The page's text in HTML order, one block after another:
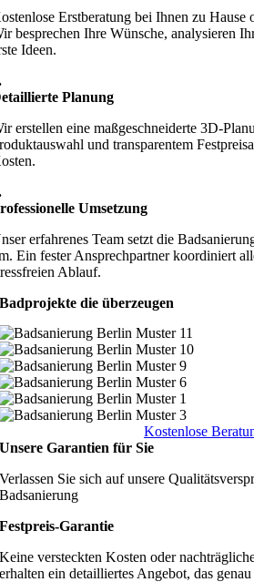
Erstberatung bei Ihnen zu Hause
besprechen Ihre Wünsche, analysieren
Ideen.
Planung
erstellen eine maßgeschneiderte 3D-
und transparentem
Umsetzung
erfahrenes Team setzt die
Ein fester Ansprechpartner koordiniert
Ablauf.
Badprojekte die überzeugen
Kostenlose
Unsere Garantien für Sie
Verlassen Sie sich auf unsere
Badsanierung
Festpreis-Garantie
Keine versteckten Kosten oder
erhalten ein detailliertes Angebot, das